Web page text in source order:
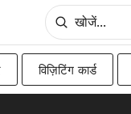
विज़िटिंग कार्ड